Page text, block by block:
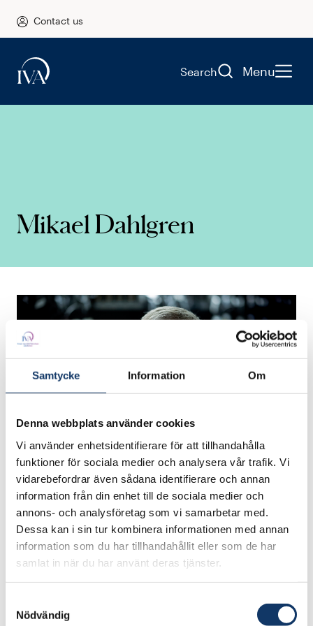
Samtycke Information Om
Denna webbplats använder cookies
Vi använder enhetsidentifierare för att tillhandahålla
funktioner för sociala medier och analysera vår trafik. Vi
vidarebefordrar även sådana identifierare och annan
information från din enhet till de sociala medier och
annons- och analysföretag som vi samarbetar med.
Dessa kan i sin tur kombinera informationen med annan
information som du har tillhandahållit eller som de har
samlat in när du har använt deras tjänster.
Nödvändig
Contact us
Search Menu
Mikael Dahlgren
Akademisk titel
Tekn. dr.
Titel
Forskningsdirektör